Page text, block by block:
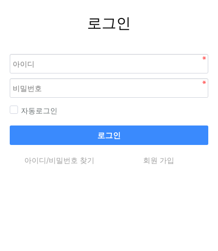
로그인
자동로그인
로그인
아이디/비밀번호 찾기 회원 가입